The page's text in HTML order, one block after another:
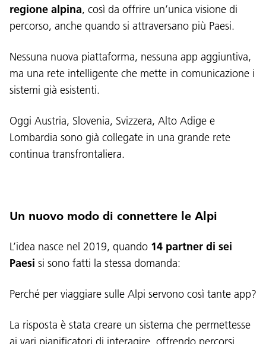
regione alpina, così da offrire un’unica visione di
percorso, anche quando si attraversano più Paesi.
Nessuna nuova piattaforma, nessuna app aggiuntiva,
ma una rete intelligente che mette in comunicazione i
sistemi già esistenti.
Oggi Austria, Slovenia, Svizzera, Alto Adige e
Lombardia sono già collegate in una grande rete
continua transfrontaliera.
Un nuovo modo di connettere le Alpi
L’idea nasce nel 2019, quando 14 partner di sei
Paesi si sono fatti la stessa domanda:
Perché per viaggiare sulle Alpi servono così tante app?
La risposta è stata creare un sistema che permettesse